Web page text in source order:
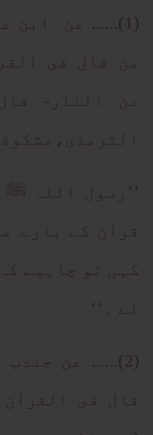
(1)...... عن
من قال فى
من النار-
الترمذى،مشكوة
’’رسول اللہ
قرآن کے بارے
کہی تو چاہیے
لے ۔‘‘
(2)...... عن
قال فى